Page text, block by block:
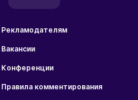
Рекламодателям
Вакансии
Конференции
Правила комментирования